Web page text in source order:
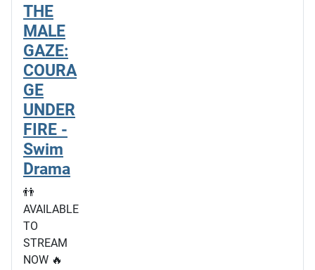
THE
MALE
GAZE:
COURA
GE
UNDER
FIRE -
Swim
Drama
👬
AVAILABLE
TO
STREAM
NOW 🔥